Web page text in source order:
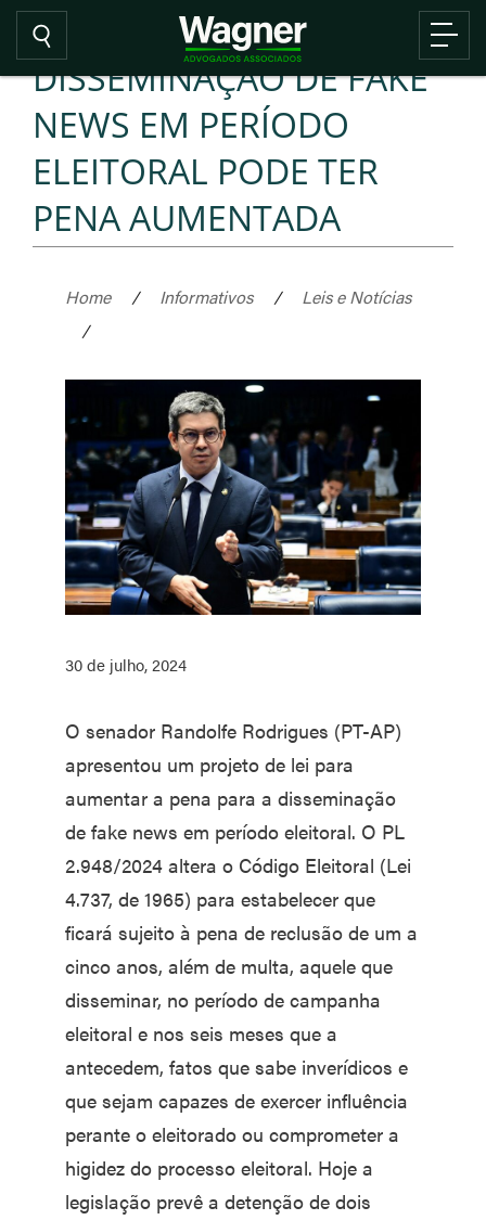
DISSEMINAÇÃO DE FAKE
NEWS EM PERÍODO
ELEITORAL PODE TER
PENA AUMENTADA
Home / Informativos /
Leis e Notícias
/
30 de julho, 2024
O senador Randolfe Rodrigues (PT-AP)
apresentou um projeto de lei para
aumentar a pena para a disseminação
de fake news em período eleitoral. O PL
2.948/2024 altera o Código Eleitoral (Lei
4.737, de 1965) para estabelecer que
ficará sujeito à pena de reclusão de um a
cinco anos, além de multa, aquele que
disseminar, no período de campanha
eleitoral e nos seis meses que a
antecedem, fatos que sabe inverídicos e
que sejam capazes de exercer influência
perante o eleitorado ou comprometer a
higidez do processo eleitoral. Hoje a
legislação prevê a detenção de dois